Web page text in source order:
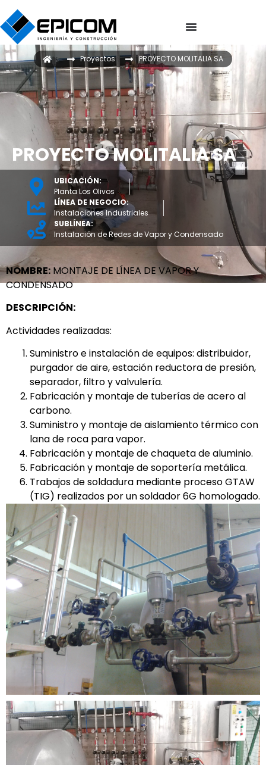
Proyectos PROYECTO MOLITALIA SA
PROYECTO MOLITALIA SA
UBICACIÓN:
Planta Los Olivos
LÍNEA DE NEGOCIO:
Instalaciones Industriales
SUBLÍNEA:
Instalación de Redes de Vapor y Condensado
NOMBRE: MONTAJE DE LÍNEA DE VAPOR Y
CONDENSADO
DESCRIPCIÓN:
Actividades realizadas:
Suministro e instalación de equipos: distribuidor,
purgador de aire, estación reductora de presión,
separador, filtro y valvulería.
Fabricación y montaje de tuberías de acero al
carbono.
Suministro y montaje de aislamiento térmico con
lana de roca para vapor.
Fabricación y montaje de chaqueta de aluminio.
Fabricación y montaje de soportería metálica.
Trabajos de soldadura mediante proceso GTAW
(TIG) realizados por un soldador 6G homologado.